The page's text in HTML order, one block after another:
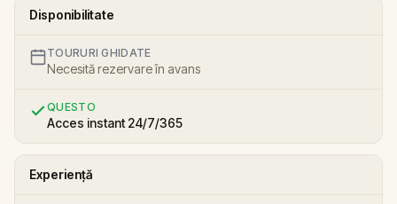
Disponibilitate
TOURURI GHIDATE
Necesită rezervare în avans
QUESTO
Acces instant 24/7/365
Experiență